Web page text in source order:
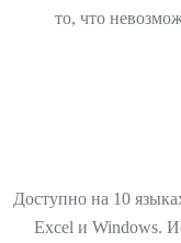
то, что
Доступно на 10
Excel и Windows.